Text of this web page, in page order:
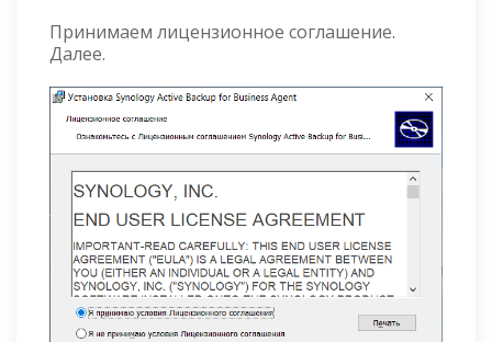
Принимаем лицензионное соглашение.
Далее.